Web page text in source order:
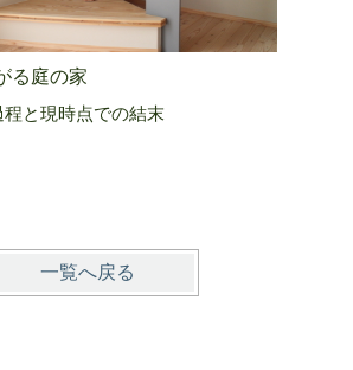
る庭の家
と現時点での結末
一覧へ戻る